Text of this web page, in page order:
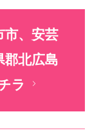
市、安芸
郡北広島
ラ